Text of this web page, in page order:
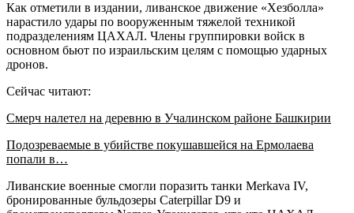
Как отметили в издании, ливанское движение «Хезболла»
нарастило удары по вооруженным тяжелой техникой
подразделениям ЦАХАЛ. Члены группировки войск в
основном бьют по израильским целям с помощью ударных
дронов.
Сейчас читают:
Смерч налетел на деревню в Учалинском районе Башкирии
Подозреваемые в убийстве покушавшейся на Ермолаева
попали в…
Ливанские военные смогли поразить танки Merkava IV,
бронированные бульдозеры Caterpillar D9 и